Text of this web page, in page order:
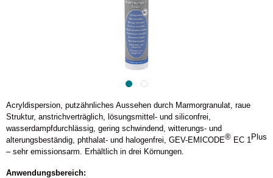
Acryldispersion, putzähnliches Aussehen durch Marmorgranulat, raue
Struktur, anstrichverträglich, lösungsmittel- und siliconfrei,
wasserdampfdurchlässig, gering schwindend, witterungs- und
alterungsbeständig, phthalat- und halogenfrei, GEV-EMICODE® EC 1Plus
– sehr emissionsarm. Erhältlich in drei Körnungen.
Anwendungsbereich: